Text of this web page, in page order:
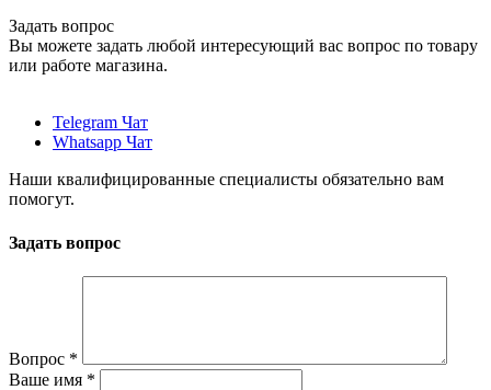
Задать вопрос
Вы можете задать любой интересующий вас вопрос по товару
или работе магазина.
Telegram Чат
Whatsapp Чат
Наши квалифицированные специалисты обязательно вам
помогут.
Задать вопрос
Вопрос *
Ваше имя *